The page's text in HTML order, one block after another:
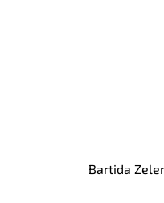
Bartida